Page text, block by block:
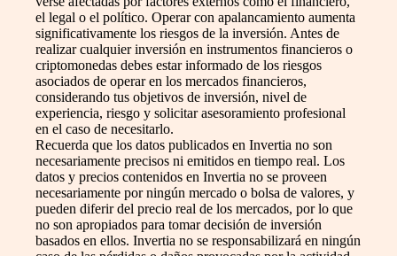
el legal o el político. Operar con apalancamiento aumenta
significativamente los riesgos de la inversión. Antes de
realizar cualquier inversión en instrumentos financieros o
criptomonedas debes estar informado de los riesgos
asociados de operar en los mercados financieros,
considerando tus objetivos de inversión, nivel de
experiencia, riesgo y solicitar asesoramiento profesional
en el caso de necesitarlo.
Recuerda que los datos publicados en Invertia no son
necesariamente precisos ni emitidos en tiempo real. Los
datos y precios contenidos en Invertia no se proveen
necesariamente por ningún mercado o bolsa de valores, y
pueden diferir del precio real de los mercados, por lo que
no son apropiados para tomar decisión de inversión
basados en ellos. Invertia no se responsabilizará en ningún